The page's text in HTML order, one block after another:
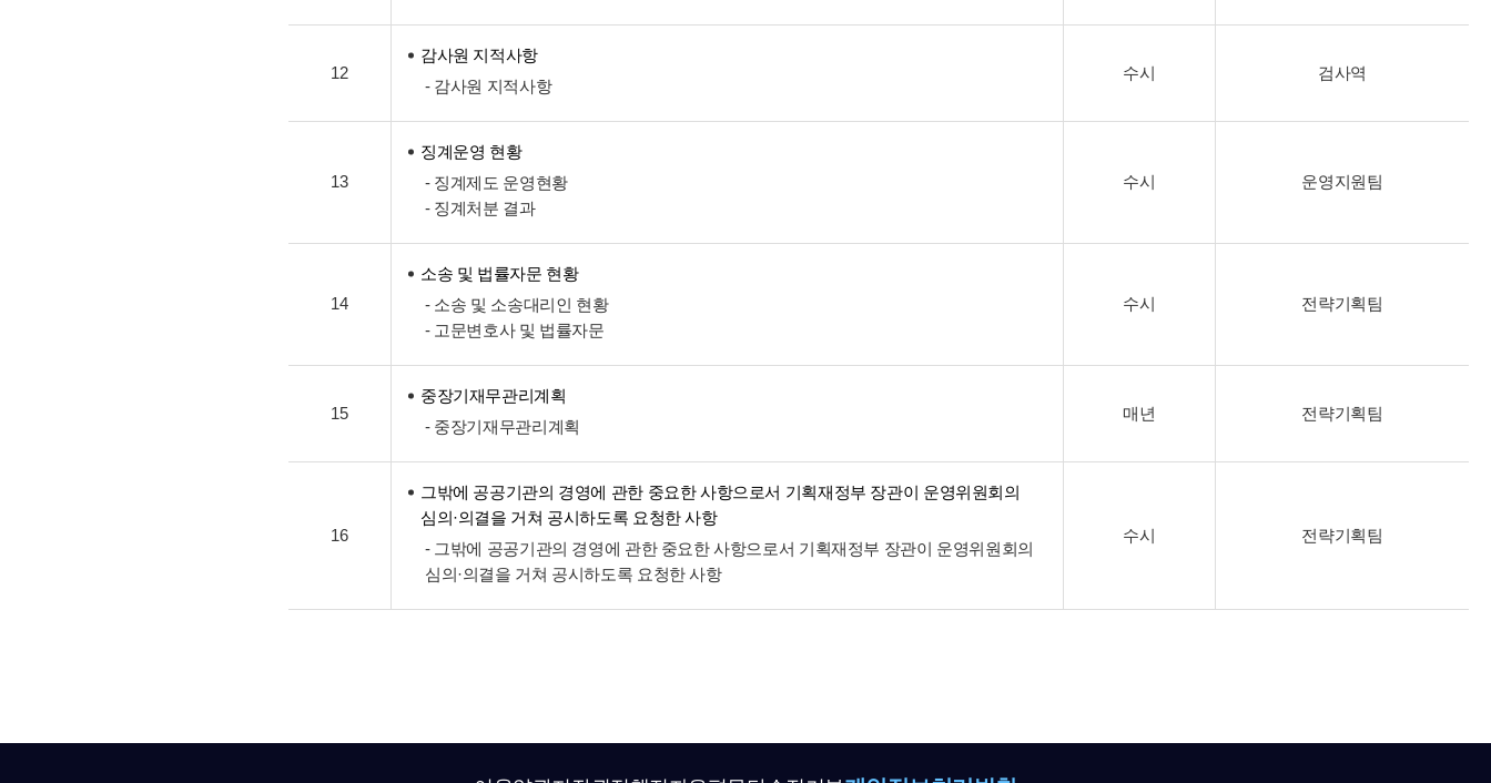
12
감사원 지적사항
- 감사원 지적사항
수시 검사역
13
징계운영 현황
- 징계제도 운영현황
- 징계처분 결과
수시 운영지원팀
14
소송 및 법률자문 현황
- 소송 및 소송대리인 현황
- 고문변호사 및 법률자문
수시 전략기획팀
15
중장기재무관리계획
- 중장기재무관리계획
매년 전략기획팀
16
그밖에 공공기관의 경영에 관한 중요한 사항으로서 기획재정부 장관이 운영위원회의
심의·의결을 거쳐 공시하도록 요청한 사항
- 그밖에 공공기관의 경영에 관한 중요한 사항으로서 기획재정부 장관이 운영위원회의
심의·의결을 거쳐 공시하도록 요청한 사항
수시 전략기획팀